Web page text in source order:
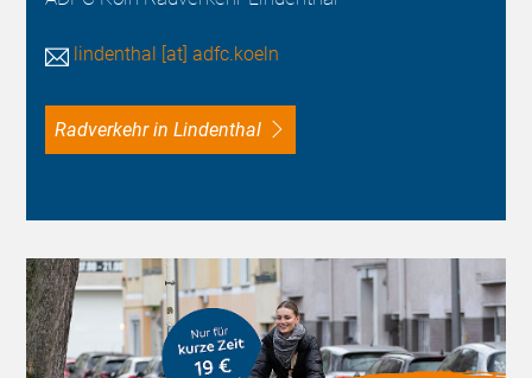
lindenthal [at] adfc.koeln
Radverkehr in Lindenthal